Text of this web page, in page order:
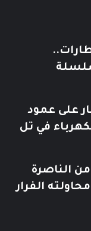
على عمود
في تل
الناصرة
الفرار